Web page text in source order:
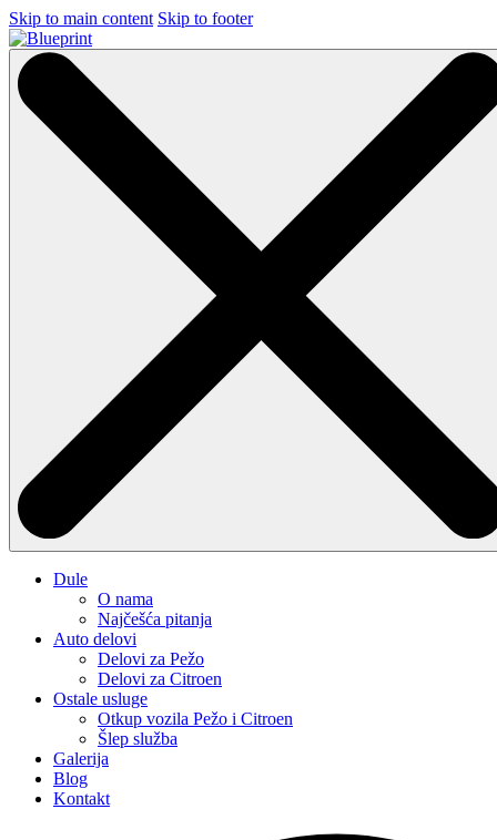
Skip to main content Skip to footer
Dule
O nama
Najčešća pitanja
Auto delovi
Delovi za Pežo
Delovi za Citroen
Ostale usluge
Otkup vozila Pežo i Citroen
Šlep služba
Galerija
Blog
Kontakt